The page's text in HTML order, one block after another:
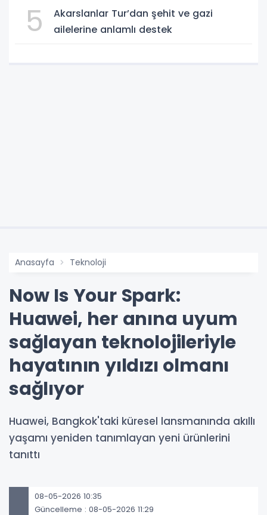
5
Akarslanlar Tur’dan şehit ve gazi
ailelerine anlamlı destek
Anasayfa Teknoloji
Now Is Your Spark:
Huawei, her anına uyum
sağlayan teknolojileriyle
hayatının yıldızı olmanı
sağlıyor
Huawei, Bangkok'taki küresel lansmanında akıllı
yaşamı yeniden tanımlayan yeni ürünlerini
tanıttı
08-05-2026 10:35
Güncelleme : 08-05-2026 11:29